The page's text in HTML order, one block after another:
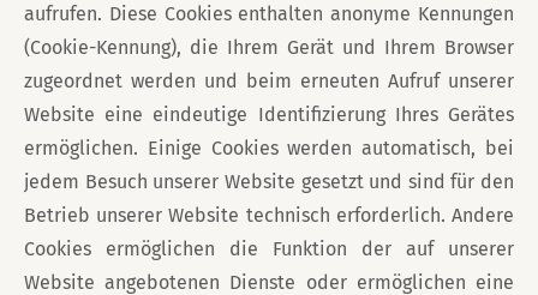
aufrufen. Diese Cookies enthalten anonyme Kennungen
(Cookie-Kennung), die Ihrem Gerät und Ihrem Browser
zugeordnet werden und beim erneuten Aufruf unserer
Website eine eindeutige Identifizierung Ihres Gerätes
ermöglichen. Einige Cookies werden automatisch, bei
jedem Besuch unserer Website gesetzt und sind für den
Betrieb unserer Website technisch erforderlich. Andere
Cookies ermöglichen die Funktion der auf unserer
Website angebotenen Dienste oder ermöglichen eine